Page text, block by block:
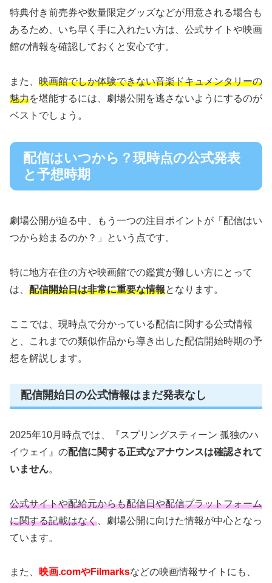
特典付き前売券や数量限定グッズなどが用意される場合も
あるため、いち早く手に入れたい方は、公式サイトや映画
館の情報を確認しておくと安心です。
また、 映画館でしか体験できない音楽ドキュメンタリーの
魅力を堪能するには、劇場公開を逃さないようにするのが
ベストでしょう。
配信はいつから？現時点の公式発表
と予想時期
劇場公開が迫る中、もう一つの注目ポイントが「配信はい
つから始まるのか？」という点です。
特に地方在住の方や映画館での鑑賞が難しい方にとって
は、 配信開始日は非常に重要な情報となります。
ここでは、現時点で分かっている配信に関する公式情報
と、これまでの類似作品から導き出した配信開始時期の予
想を解説します。
配信開始日の公式情報はまだ発表なし
2025年10月時点では、『スプリングスティーン 孤独のハ
イウェイ』の配信に関する正式なアナウンスは確認されて
いません。
公式サイトや配給元からも配信日や配信プラットフォーム
に関する記載はなく 、劇場公開に向けた情報が中心となっ
ています。
また、 映画.comやFilmarksなどの映画情報サイトにも、